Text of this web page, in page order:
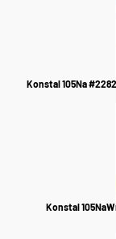
Konstal 105Na
Konstal